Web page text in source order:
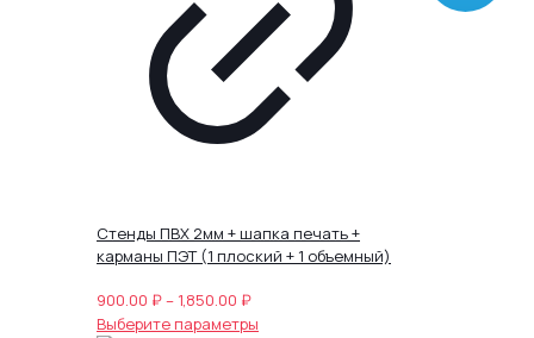
на
странице
товара.
Стенды ПВХ 2мм + шапка печать +
карманы ПЭТ (1 плоский + 1 объемный)
900.00 ₽– 1,850.00 ₽Диапазон
цен:
Выберите параметры